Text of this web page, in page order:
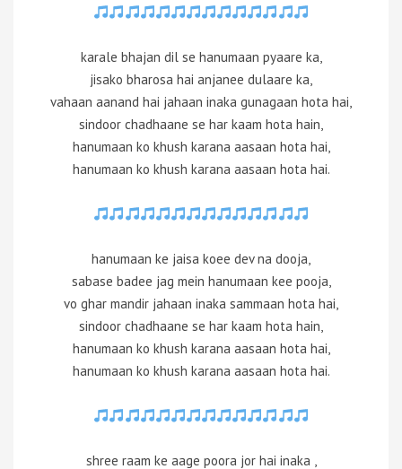
karale bhajan dil se hanumaan pyaare ka,
jisako bharosa hai anjanee dulaare ka,
vahaan aanand hai jahaan inaka gunagaan hota hai,
sindoor chadhaane se har kaam hota hain,
hanumaan ko khush karana aasaan hota hai,
hanumaan ko khush karana aasaan hota hai.
hanumaan ke jaisa koee dev na dooja,
sabase badee jag mein hanumaan kee pooja,
vo ghar mandir jahaan inaka sammaan hota hai,
sindoor chadhaane se har kaam hota hain,
hanumaan ko khush karana aasaan hota hai,
hanumaan ko khush karana aasaan hota hai.
shree raam ke aage poora jor hai inaka ,